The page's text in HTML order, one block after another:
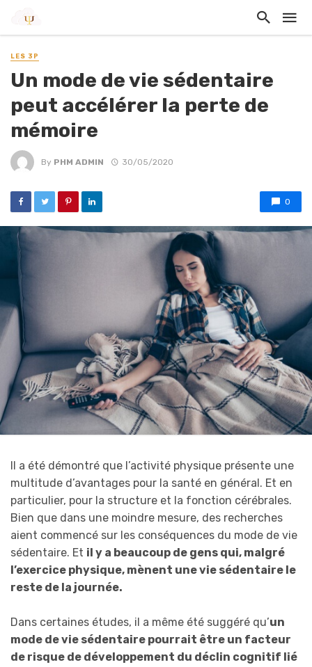
LES 3P
Un mode de vie sédentaire
peut accélérer la perte de
mémoire
By PHM ADMIN 30/05/2020
0
Il a été démontré que l’activité physique présente une
multitude d’avantages pour la santé en général. Et en
particulier, pour la structure et la fonction cérébrales.
Bien que dans une moindre mesure, des recherches
aient commencé sur les conséquences du mode de vie
sédentaire. Et il y a beaucoup de gens qui, malgré
l’exercice physique, mènent une vie sédentaire le
reste de la journée.
Dans certaines études, il a même été suggéré qu’un
mode de vie sédentaire pourrait être un facteur
de risque de développement du déclin cognitif lié